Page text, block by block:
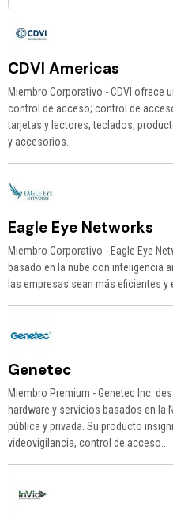
CDVI Americas
Miembro Corporativo - CDVI ofrece
control de acceso; control de
tarjetas y lectores, teclados,
y accesorios.
Eagle Eye Networks
Miembro Corporativo - Eagle Eye
basado en la nube con inteligencia
las empresas sean más eficientes y
Genetec
Miembro Premium - Genetec Inc.
hardware y servicios basados en la
pública y privada. Su producto
videovigilancia, control de acceso...